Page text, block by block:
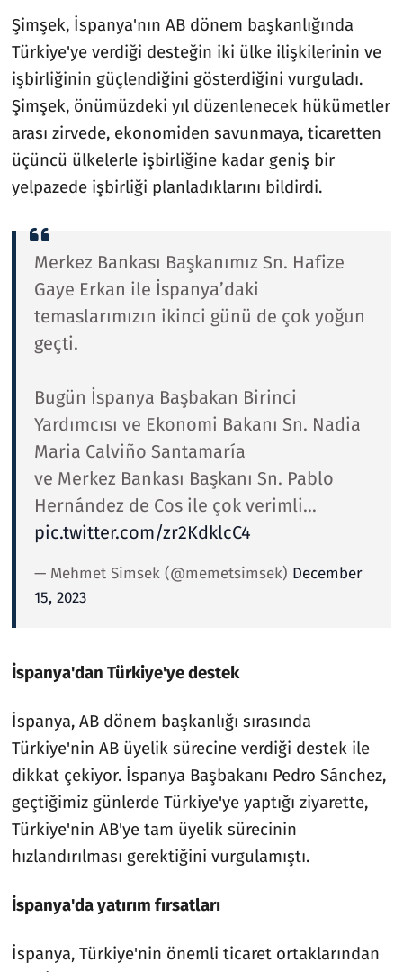
Şimşek, İspanya'nın AB dönem başkanlığında
Türkiye'ye verdiği desteğin iki ülke ilişkilerinin ve
işbirliğinin güçlendiğini gösterdiğini vurguladı.
Şimşek, önümüzdeki yıl düzenlenecek hükümetler
arası zirvede, ekonomiden savunmaya, ticaretten
üçüncü ülkelerle işbirliğine kadar geniş bir
yelpazede işbirliği planladıklarını bildirdi.
Merkez Bankası Başkanımız Sn. Hafize
Gaye Erkan ile İspanya’daki
temaslarımızın ikinci günü de çok yoğun
geçti.
Bugün İspanya Başbakan Birinci
Yardımcısı ve Ekonomi Bakanı Sn. Nadia
Maria Calviño Santamaría
ve Merkez Bankası Başkanı Sn. Pablo
Hernández de Cos ile çok verimli…
pic.twitter.com/zr2KdklcC4
— Mehmet Simsek (@memetsimsek) December
15, 2023
İspanya'dan Türkiye'ye destek
İspanya, AB dönem başkanlığı sırasında
Türkiye'nin AB üyelik sürecine verdiği destek ile
dikkat çekiyor. İspanya Başbakanı Pedro Sánchez,
geçtiğimiz günlerde Türkiye'ye yaptığı ziyarette,
Türkiye'nin AB'ye tam üyelik sürecinin
hızlandırılması gerektiğini vurgulamıştı.
İspanya'da yatırım fırsatları
İspanya, Türkiye'nin önemli ticaret ortaklarından